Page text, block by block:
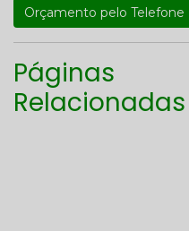
Orçamento pelo Telefone
Páginas
Relacionadas